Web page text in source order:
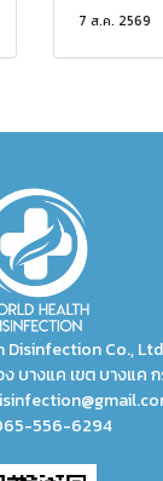
7 ส.ค. 2569
Disinfection Co.,
บางแค เขต บางแค ก
556-6294